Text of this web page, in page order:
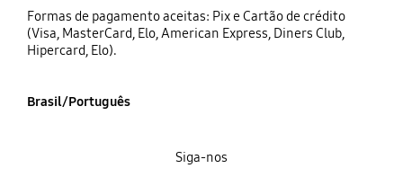
Formas de pagamento aceitas: Pix e Cartão de crédito
(Visa, MasterCard, Elo, American Express, Diners Club,
Hipercard, Elo).
Brasil/Português
Siga-nos